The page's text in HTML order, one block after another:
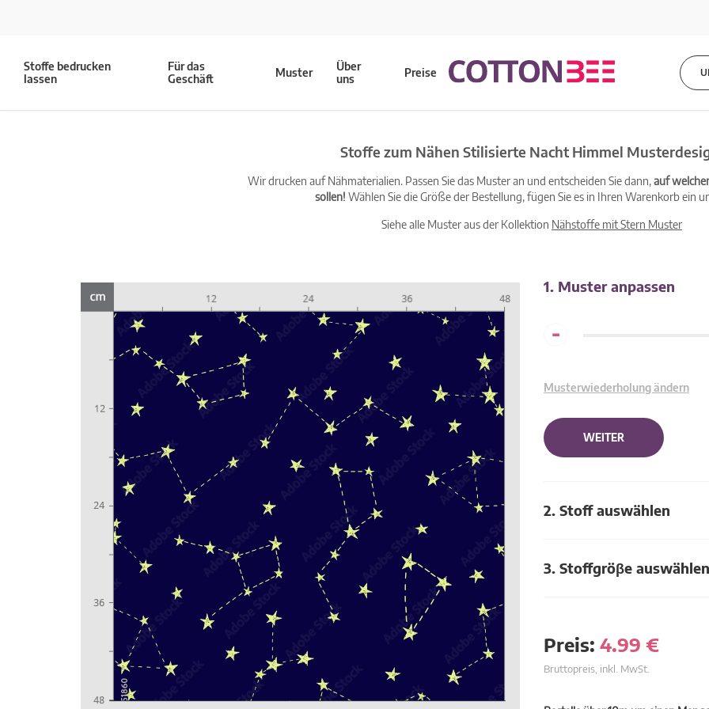
Stoffe bedrucken
lassen
Für das
Geschäft
Muster
Über
uns
Preise
Stoffe zum Nähen Stilisierte Nacht Himmel
Wir drucken auf Nähmaterialien. Passen Sie das Muster an und entscheiden Sie dann,auf
sollen! Wählen Sie die Größe der Bestellung, fügen Sie es in Ihren Warenkorb ein
Siehe alle Muster aus der Kollektion Nähstoffe mit Stern Muster
1. Muster anpassen
-
Musterwiederholung ändern
WEITER
2. Stoff auswählen
3. Stoffgröβe auswählen
Preis: 4.99 €
Bruttopreis, inkl. MwSt.